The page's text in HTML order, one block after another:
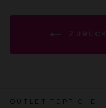
OUTLET TEPPICHE